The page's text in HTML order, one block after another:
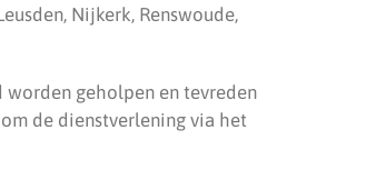
Nijkerk, Renswoude,
worden geholpen en tevreden
de dienstverlening via het